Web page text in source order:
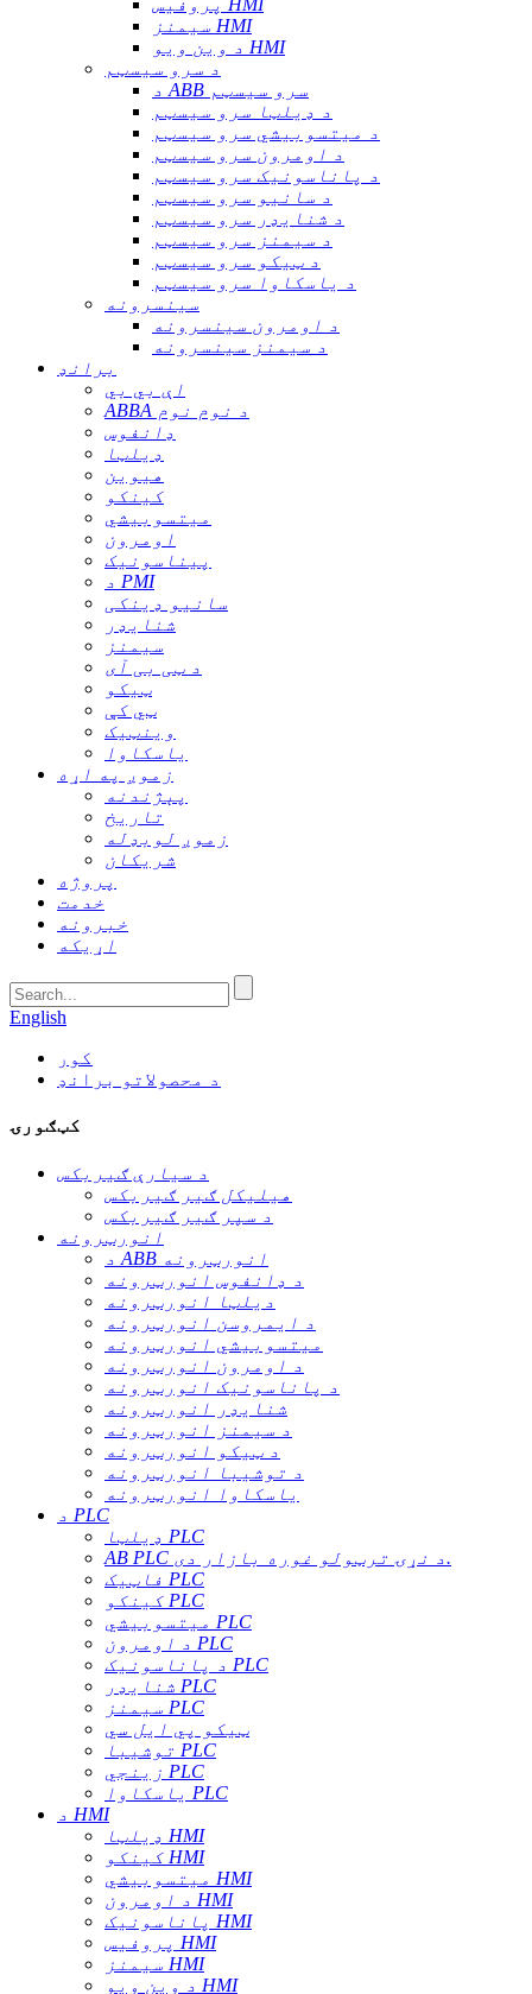
پروفیس HMI
سیمنز HMI
د وین ویو HMI
د سرو سیسټم
د ABB سرو سیسټم
د ډیلټا سرو سیسټم
د میتسوبیشي سرو سیسټم
د اومرون سرو سیسټم
د پاناسونیک سرو سیسټم
د سانیو سرو سیسټم
د شنایډر سرو سیسټم
د سیمنز سرو سیسټم
د ټیکو سرو سیسټم
د یاسکاوا سرو سیسټم
سینسرونه
د اومرون سینسرونه
د سیمنز سینسرونه
برانډ
اې بي بي
ABBA د نوم نوم
ډانفوس
ډیلټا
هیوین
کینکو
میتسوبیشي
اومرون
پیناسونیک
د PMI
سانیو ډینکی
شنایډر
سیمنز
د ټی بی آی
ټیکو
ټي کې
وینټیک
یاسکاوا
زموږ په اړه
پېژندنه
تاریخ
زموږ لوبډله
شریکان
پروژه
خدمت
خبرونه
اړیکه
English
کور
د محصولاتو برانډ
کټګورۍ
د سیارې ګیربکس
هیلیکل ګیر ګیربکس
د سپر ګیر ګیربکس
انورټرونه
د ABB انورټرونه
د ډانفوس انورټرونه
دیلټا انورټرونه
د ایمروسن انورټرونه
میتسوبیشي انورټرونه
د اومرون انورټرونه
د پاناسونیک انورټرونه
شنایډر انورټرونه
د سیمنز انورټرونه
د ټیکو انورټرونه
د توشیبا انورټرونه
یاسکاوا انورټرونه
د PLC
ډیلټا PLC
AB PLC د نړۍ ترټولو غوره بازار دی.
فاټیک PLC
کینکو PLC
میتسوبیشي PLC
د اومرون PLC
د پاناسونیک PLC
شنایډر PLC
سیمنز PLC
ټیکو پي ایل سي
توشیبا PLC
زینجي PLC
یاسکاوا PLC
د HMI
ډیلټا HMI
کینکو HMI
میتسوبیشي HMI
د اومرون HMI
پاناسونیک HMI
پروفیس HMI
سیمنز HMI
د وین ویو HMI